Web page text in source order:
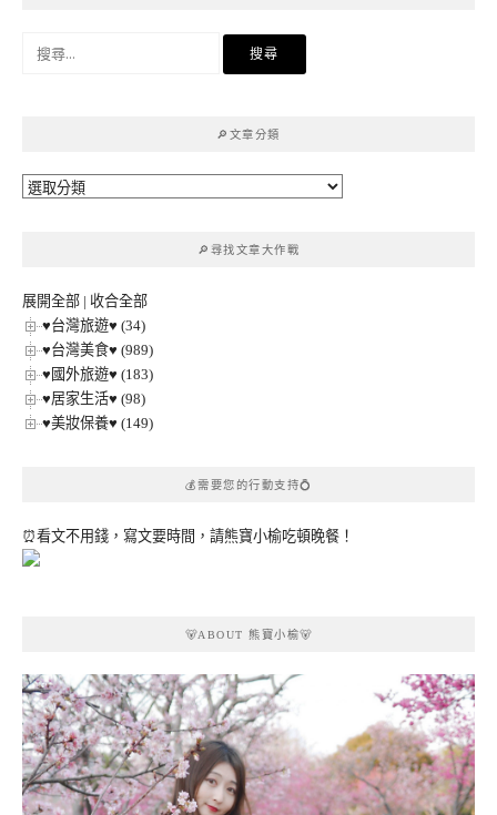
🔎文章分類
🔎
🔎尋找文章大作戰
展開全部 | 收合全部
♥台灣旅遊♥ (34)
♥台灣美食♥ (989)
♥國外旅遊♥ (183)
♥居家生活♥ (98)
♥美妝保養♥ (149)
💰需要您的行動支持💍
⏰看文不用錢，寫文要時間，請熊寶小榆吃頓晚餐！
🐻ABOUT 熊寶小榆🐻